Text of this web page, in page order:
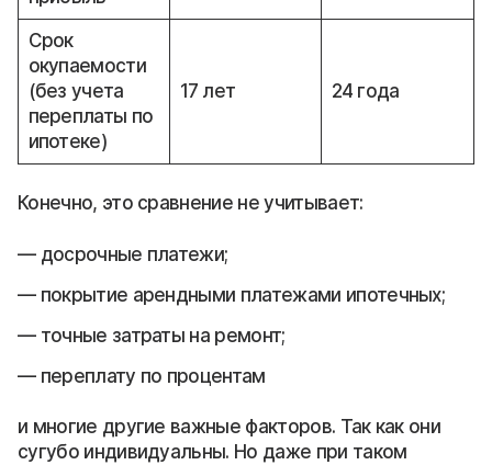
Срок
окупаемости
(без учета
переплаты по
ипотеке)
17 лет 24 года
Конечно, это сравнение не учитывает:
досрочные платежи;
покрытие арендными платежами ипотечных;
точные затраты на ремонт;
переплату по процентам
и многие другие важные факторов. Так как они
сугубо индивидуальны. Но даже при таком